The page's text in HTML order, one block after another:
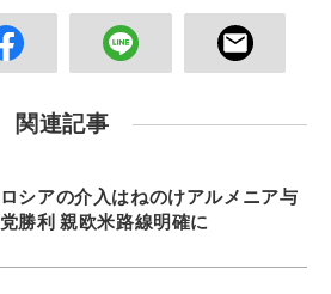
関連記事
ロシアの介入はねのけアルメニア与
党勝利 親欧米路線明確に